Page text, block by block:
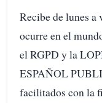
Recibe de lunes a
ocurre en el
el RGPD y la
ESPAÑOL
facilitados con la